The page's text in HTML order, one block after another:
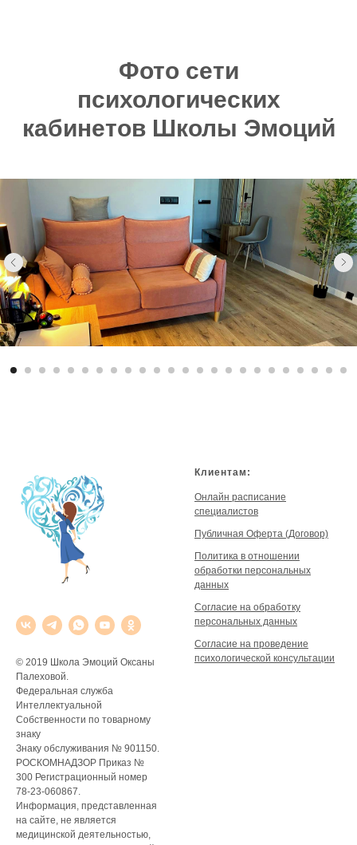
Фото сети
психологических
кабинетов Школы Эмоций
© 2019 Школа Эмоций Оксаны
Палеховой.
Федеральная служба
Интеллектуальной
Собственности по товарному
знаку
Знаку обслуживания № 901150.
РОСКОМНАДЗОР Приказ №
300 Регистрационный номер
78-23-060867.
Информация, представленная
на сайте, не является
медицинской деятельностью,
Клиентам:
Онлайн расписание
специалистов
Публичная Оферта (Договор)
Политика в отношении
обработки персональных
данных
Согласие на обработку
персональных данных
Согласие на проведение
психологической консультации